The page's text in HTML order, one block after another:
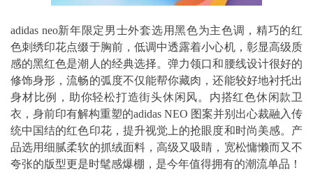
adidas neo新年限定男士外套选用黑色为主色调，精巧的红
色刺绣印花点缀于胸前，低调中透露着小心机，彰显高级质
感的黑红色是潮人的经典选择。弹力领口和腰线设计很好的
修饰身形，流畅的弧度不仅能帮你藏肉，还能较好地衬托出
身材比例，助你轻松打造街头休闲风。内搭红色休闲款卫
衣，身前印有解构重塑的adidas NEO 图案并别出心裁融入传
统中国结的红色印花，提升视觉上的抢眼度和时尚美感。产
品选用细腻柔软的抓绒面料，高级又吸睛，宽松慵懒而又不
夸张的版型更是时髦感爆棚，是今年值得拥有的潮流单品！